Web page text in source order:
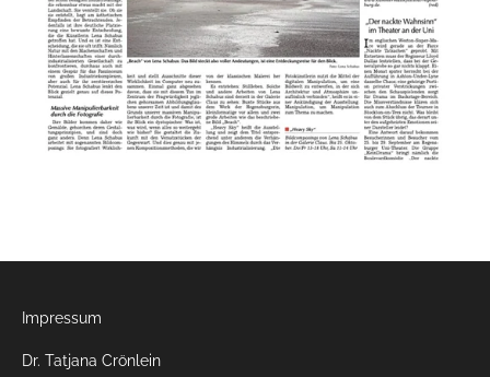
Impressum
Dr. Tatjana Crönlein